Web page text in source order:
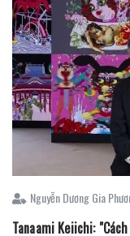
Nguyễn Dương Gia